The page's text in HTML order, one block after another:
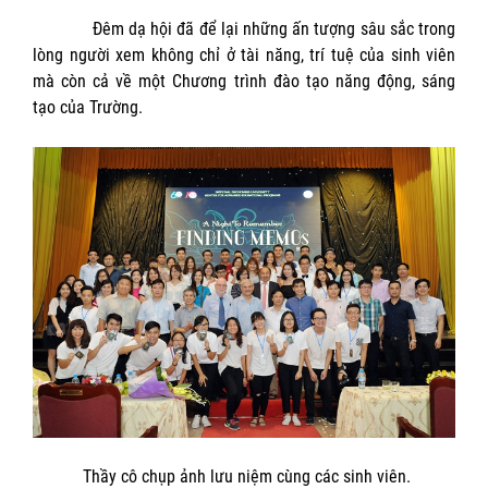
Đêm dạ hội đã để lại những ấn tượng sâu sắc trong
lòng người xem không chỉ ở tài năng, trí tuệ của sinh viên
mà còn cả về một Chương trình đào tạo năng động, sáng
tạo của Trường.
Thầy cô chụp ảnh lưu niệm cùng các sinh viên.